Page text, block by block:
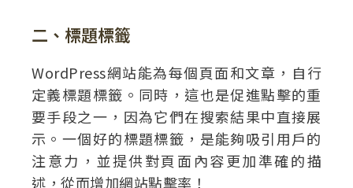
二、標題標籤
WordPress網站能為每個頁面和文章，自行
定義標題標籤。同時，這也是促進點擊的重
要手段之一，因為它們在搜索結果中直接展
示。一個好的標題標籤，是能夠吸引用戶的
注意力，並提供對頁面內容更加準確的描
述，從而增加網站點擊率！